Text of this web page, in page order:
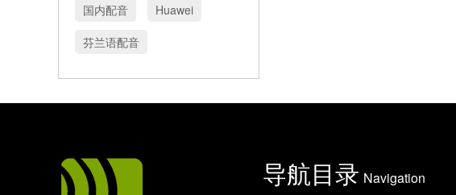
国内配音
Huawei
芬兰语配音
导航目录 Navigation